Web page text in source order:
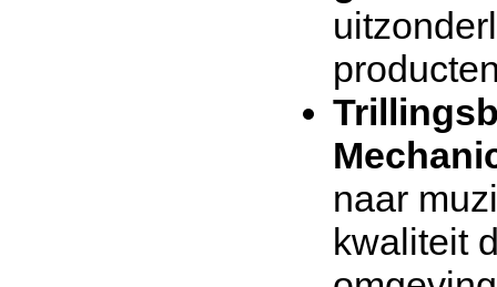
naar
kwaliteit